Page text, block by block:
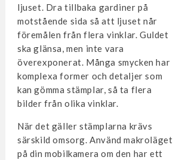
ljuset. Dra tillbaka gardiner på
motstående sida så att ljuset når
föremålen från flera vinklar. Guldet
ska glänsa, men inte vara
överexponerat. Många smycken har
komplexa former och detaljer som
kan gömma stämplar, så ta flera
bilder från olika vinklar.
När det gäller stämplarna krävs
särskild omsorg. Använd makroläget
på din mobilkamera om den har ett